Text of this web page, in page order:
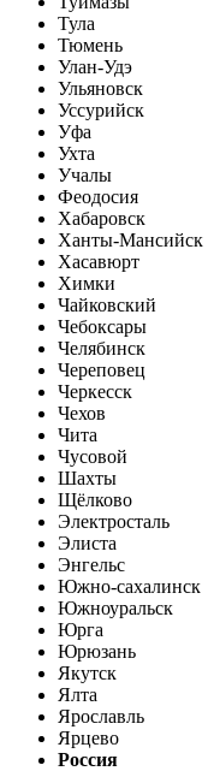
Тула
Тюмень
Улан-Удэ
Ульяновск
Уссурийск
Уфа
Ухта
Учалы
Феодосия
Хабаровск
Ханты-Мансийск
Хасавюрт
Химки
Чайковский
Чебоксары
Челябинск
Череповец
Черкесск
Чехов
Чита
Чусовой
Шахты
Щёлково
Электросталь
Элиста
Энгельс
Южно-сахалинск
Южноуральск
Юрга
Юрюзань
Якутск
Ялта
Ярославль
Ярцево
Россия